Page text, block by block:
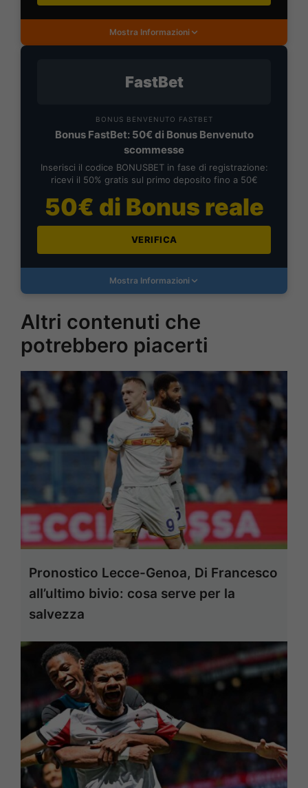
Mostra Informazioni
FastBet
BONUS BENVENUTO FASTBET
Bonus FastBet: 50€ di Bonus Benvenuto
scommesse
Inserisci il codice BONUSBET in fase di registrazione:
ricevi il 50% gratis sul primo deposito fino a 50€
50€ di Bonus reale
VERIFICA
Mostra Informazioni
Altri contenuti che
potrebbero piacerti
Pronostico Lecce-Genoa, Di Francesco
all’ultimo bivio: cosa serve per la
salvezza